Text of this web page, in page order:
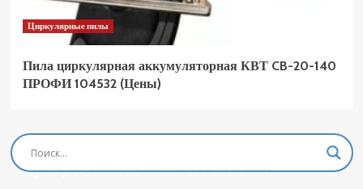
Циркулярные пилы
Пила циркулярная аккумуляторная КВТ CB-20-140
ПРОФИ 104532 (Цены)
Фрезеры
Фрезер сетевой MAKITA M3601 (Цены)